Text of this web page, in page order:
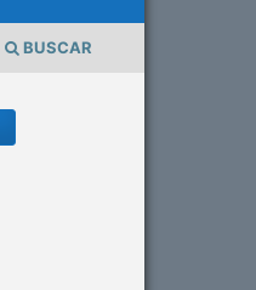
BUSCAR